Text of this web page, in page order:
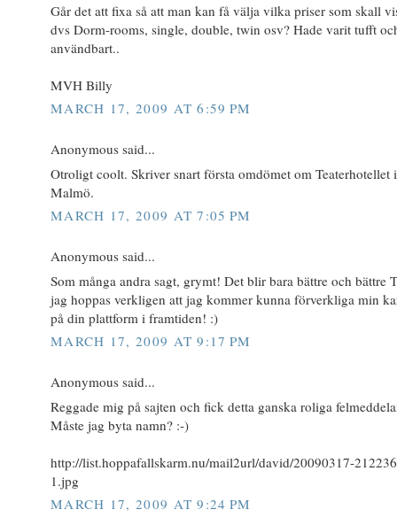
Går det att fixa så att man kan få välja vilka priser som skall
dvs Dorm-rooms, single, double, twin osv? Hade varit tufft
användbart..
MVH Billy
MARCH 17, 2009 AT 6:59 PM
Anonymous said...
Otroligt coolt. Skriver snart första omdömet om Teaterhotellet i
Malmö.
MARCH 17, 2009 AT 7:05 PM
Anonymous said...
Som många andra sagt, grymt! Det blir bara bättre och bättre
jag hoppas verkligen att jag kommer kunna förverkliga min
på din plattform i framtiden! :)
MARCH 17, 2009 AT 9:17 PM
Anonymous said...
Reggade mig på sajten och fick detta ganska roliga
Måste jag byta namn? :-)
http://list.hoppafallskarm.nu/mail2url/david/20090317-
1.jpg
MARCH 17, 2009 AT 9:24 PM